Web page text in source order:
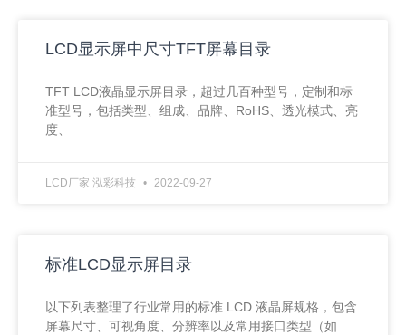
LCD显示屏中尺寸TFT屏幕目录
TFT LCD液晶显示屏目录，超过几百种型号，定制和标
准型号，包括类型、组成、品牌、RoHS、透光模式、亮
度、
LCD厂家 泓彩科技 2022-09-27
标准LCD显示屏目录
以下列表整理了行业常用的标准 LCD 液晶屏规格，包含
屏幕尺寸、可视角度、分辨率以及常用接口类型（如